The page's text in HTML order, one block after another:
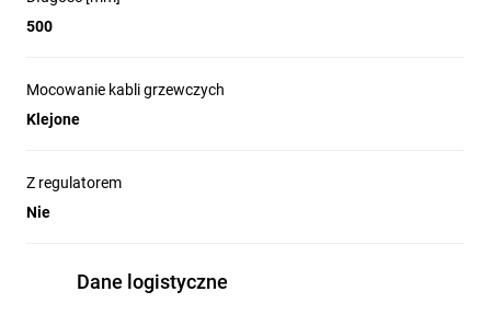
500
Mocowanie kabli grzewczych
Klejone
Z regulatorem
Nie
Dane logistyczne